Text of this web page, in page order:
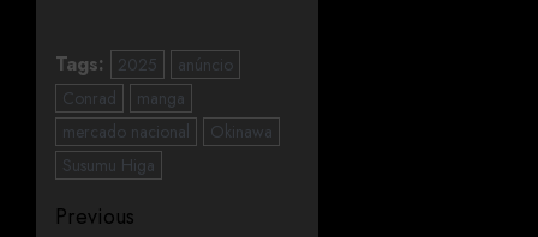
Tags: 2025
anúncio
Conrad
manga
mercado nacional
Okinawa
Susumu Higa
Previous